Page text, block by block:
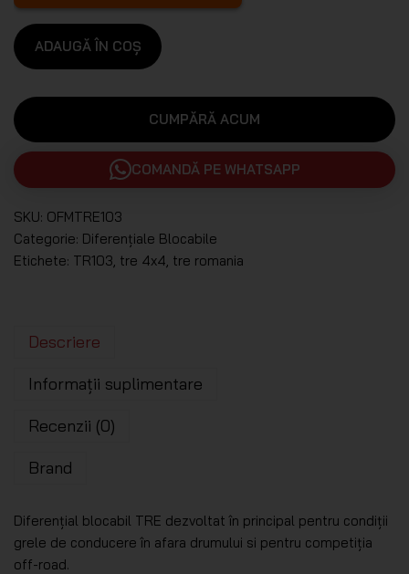
ADAUGĂ ÎN COȘ
CUMPĂRĂ ACUM
COMANDĂ PE WHATSAPP
SKU: OFMTRE103
Categorie: Diferențiale Blocabile
Etichete: TR103 tre 4x4 tre romania
Descriere
Informații suplimentare
Recenzii (0)
Brand
Diferențial blocabil TRE dezvoltat în principal pentru condiții
grele de conducere în afara drumului si pentru competiția
off-road.